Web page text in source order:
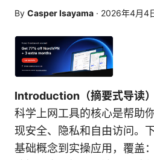
By Casper Isayama · 2026年4月4
Introduction（摘要式导读）
科学上网工具的核心是帮助
现安全、隐私和自由访问。
基础概念到实操应用，覆盖